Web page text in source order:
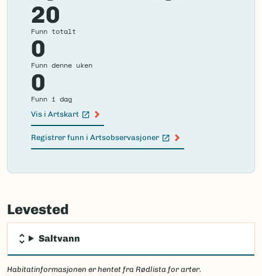
20
Funn totalt
0
Funn denne uken
0
Funn i dag
Vis i Artskart
(Ekstern lenke)
Registrer funn i Artsobservasjoner
(Ekstern lenke)
Failed
load
Levested
Saltvann
Habitatinformasjonen er hentet fra Rødlista for arter.